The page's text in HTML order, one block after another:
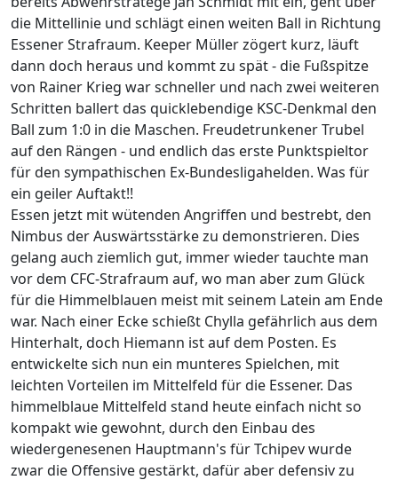
die Mittellinie und schlägt einen weiten Ball in Richtung
Essener Strafraum. Keeper Müller zögert kurz, läuft
dann doch heraus und kommt zu spät - die Fußspitze
von Rainer Krieg war schneller und nach zwei weiteren
Schritten ballert das quicklebendige KSC-Denkmal den
Ball zum 1:0 in die Maschen. Freudetrunkener Trubel
auf den Rängen - und endlich das erste Punktspieltor
für den sympathischen Ex-Bundesligahelden. Was für
ein geiler Auftakt!!
Essen jetzt mit wütenden Angriffen und bestrebt, den
Nimbus der Auswärtsstärke zu demonstrieren. Dies
gelang auch ziemlich gut, immer wieder tauchte man
vor dem CFC-Strafraum auf, wo man aber zum Glück
für die Himmelblauen meist mit seinem Latein am Ende
war. Nach einer Ecke schießt Chylla gefährlich aus dem
Hinterhalt, doch Hiemann ist auf dem Posten. Es
entwickelte sich nun ein munteres Spielchen, mit
leichten Vorteilen im Mittelfeld für die Essener. Das
himmelblaue Mittelfeld stand heute einfach nicht so
kompakt wie gewohnt, durch den Einbau des
wiedergenesenen Hauptmann's für Tchipev wurde
zwar die Offensive gestärkt, dafür aber defensiv zu